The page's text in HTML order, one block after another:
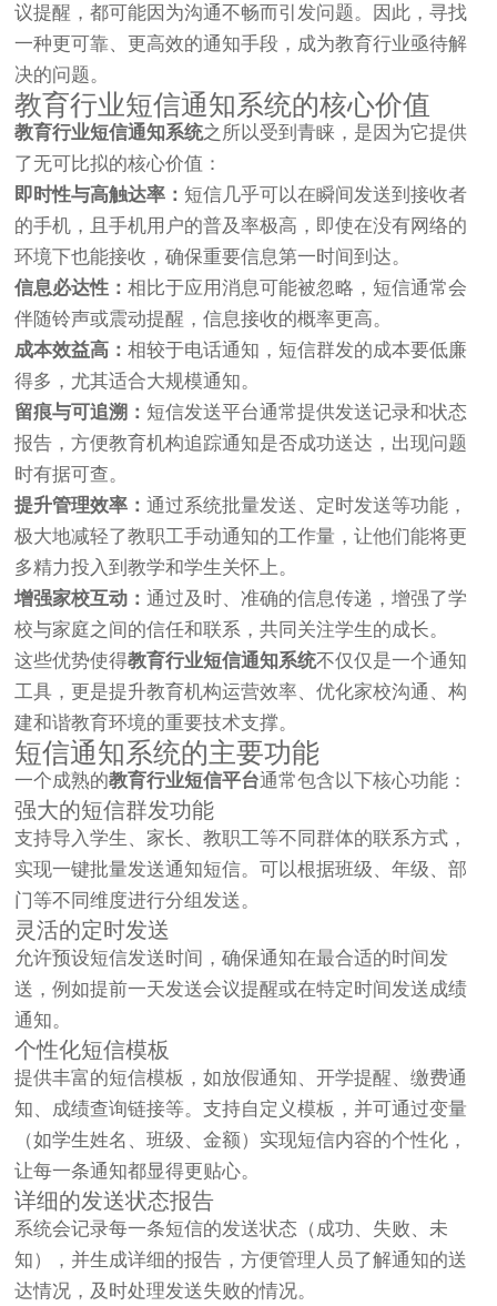
议提醒，都可能因为沟通不畅而引发问题。因此，寻找
一种更可靠、更高效的通知手段，成为教育行业亟待解
决的问题。
教育行业短信通知系统的核心价值
教育行业短信通知系统之所以受到青睐，是因为它提供
了无可比拟的核心价值：
即时性与高触达率： 短信几乎可以在瞬间发送到接收者
的手机，且手机用户的普及率极高，即使在没有网络的
环境下也能接收，确保重要信息第一时间到达。
信息必达性：相比于应用消息可能被忽略，短信通常会
伴随铃声或震动提醒，信息接收的概率更高。
成本效益高：相较于电话通知，短信群发的成本要低廉
得多，尤其适合大规模通知。
留痕与可追溯： 短信发送平台通常提供发送记录和状态
报告，方便教育机构追踪通知是否成功送达，出现问题
时有据可查。
提升管理效率：通过系统批量发送、定时发送等功能，
极大地减轻了教职工手动通知的工作量，让他们能将更
多精力投入到教学和学生关怀上。
增强家校互动：通过及时、准确的信息传递，增强了学
校与家庭之间的信任和联系，共同关注学生的成长。
这些优势使得教育行业短信通知系统不仅仅是一个通知
工具，更是提升教育机构运营效率、优化家校沟通、构
建和谐教育环境的重要技术支撑。
短信通知系统的主要功能
一个成熟的教育行业短信平台通常包含以下核心功能：
强大的短信群发功能
支持导入学生、家长、教职工等不同群体的联系方式，
实现一键批量发送通知短信。可以根据班级、年级、部
门等不同维度进行分组发送。
灵活的定时发送
允许预设短信发送时间，确保通知在最合适的时间发
送，例如提前一天发送会议提醒或在特定时间发送成绩
通知。
个性化短信模板
提供丰富的短信模板，如放假通知、开学提醒、缴费通
知、成绩查询链接等。支持自定义模板，并可通过变量
（如学生姓名、班级、金额）实现短信内容的个性化，
让每一条通知都显得更贴心。
详细的发送状态报告
系统会记录每一条短信的发送状态（成功、失败、未
知），并生成详细的报告，方便管理人员了解通知的送
达情况，及时处理发送失败的情况。